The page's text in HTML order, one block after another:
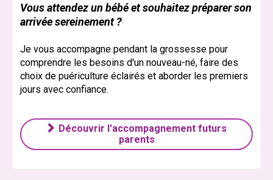
Vous attendez un bébé et souhaitez préparer son
arrivée sereinement ?
Je vous accompagne pendant la grossesse pour
comprendre les besoins d'un nouveau-né, faire des
choix de puériculture éclairés et aborder les premiers
jours avec confiance.
 Découvrir l'accompagnement futurs
parents